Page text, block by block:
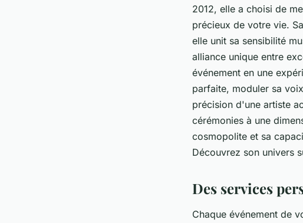
2012, elle a choisi de
précieux de votre vie.
elle unit sa sensibilité
alliance unique entre
événement en une
parfaite, moduler sa
précision d'une artiste
cérémonies à une
cosmopolite et sa
Découvrez son univers
Des services
Chaque événement de